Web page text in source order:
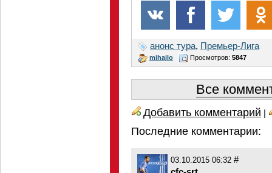
анонс тура, Премьер-Лига
mihajlo Просмотров: 5847
Все
Добавить комментарий |
Последние комментарии:
03.10.2015 06:32 #